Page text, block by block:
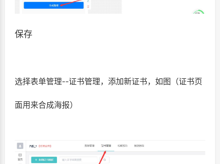
保存
选择表单管理--证书管理，添加新证书，如图（证书页
面用来合成海报）